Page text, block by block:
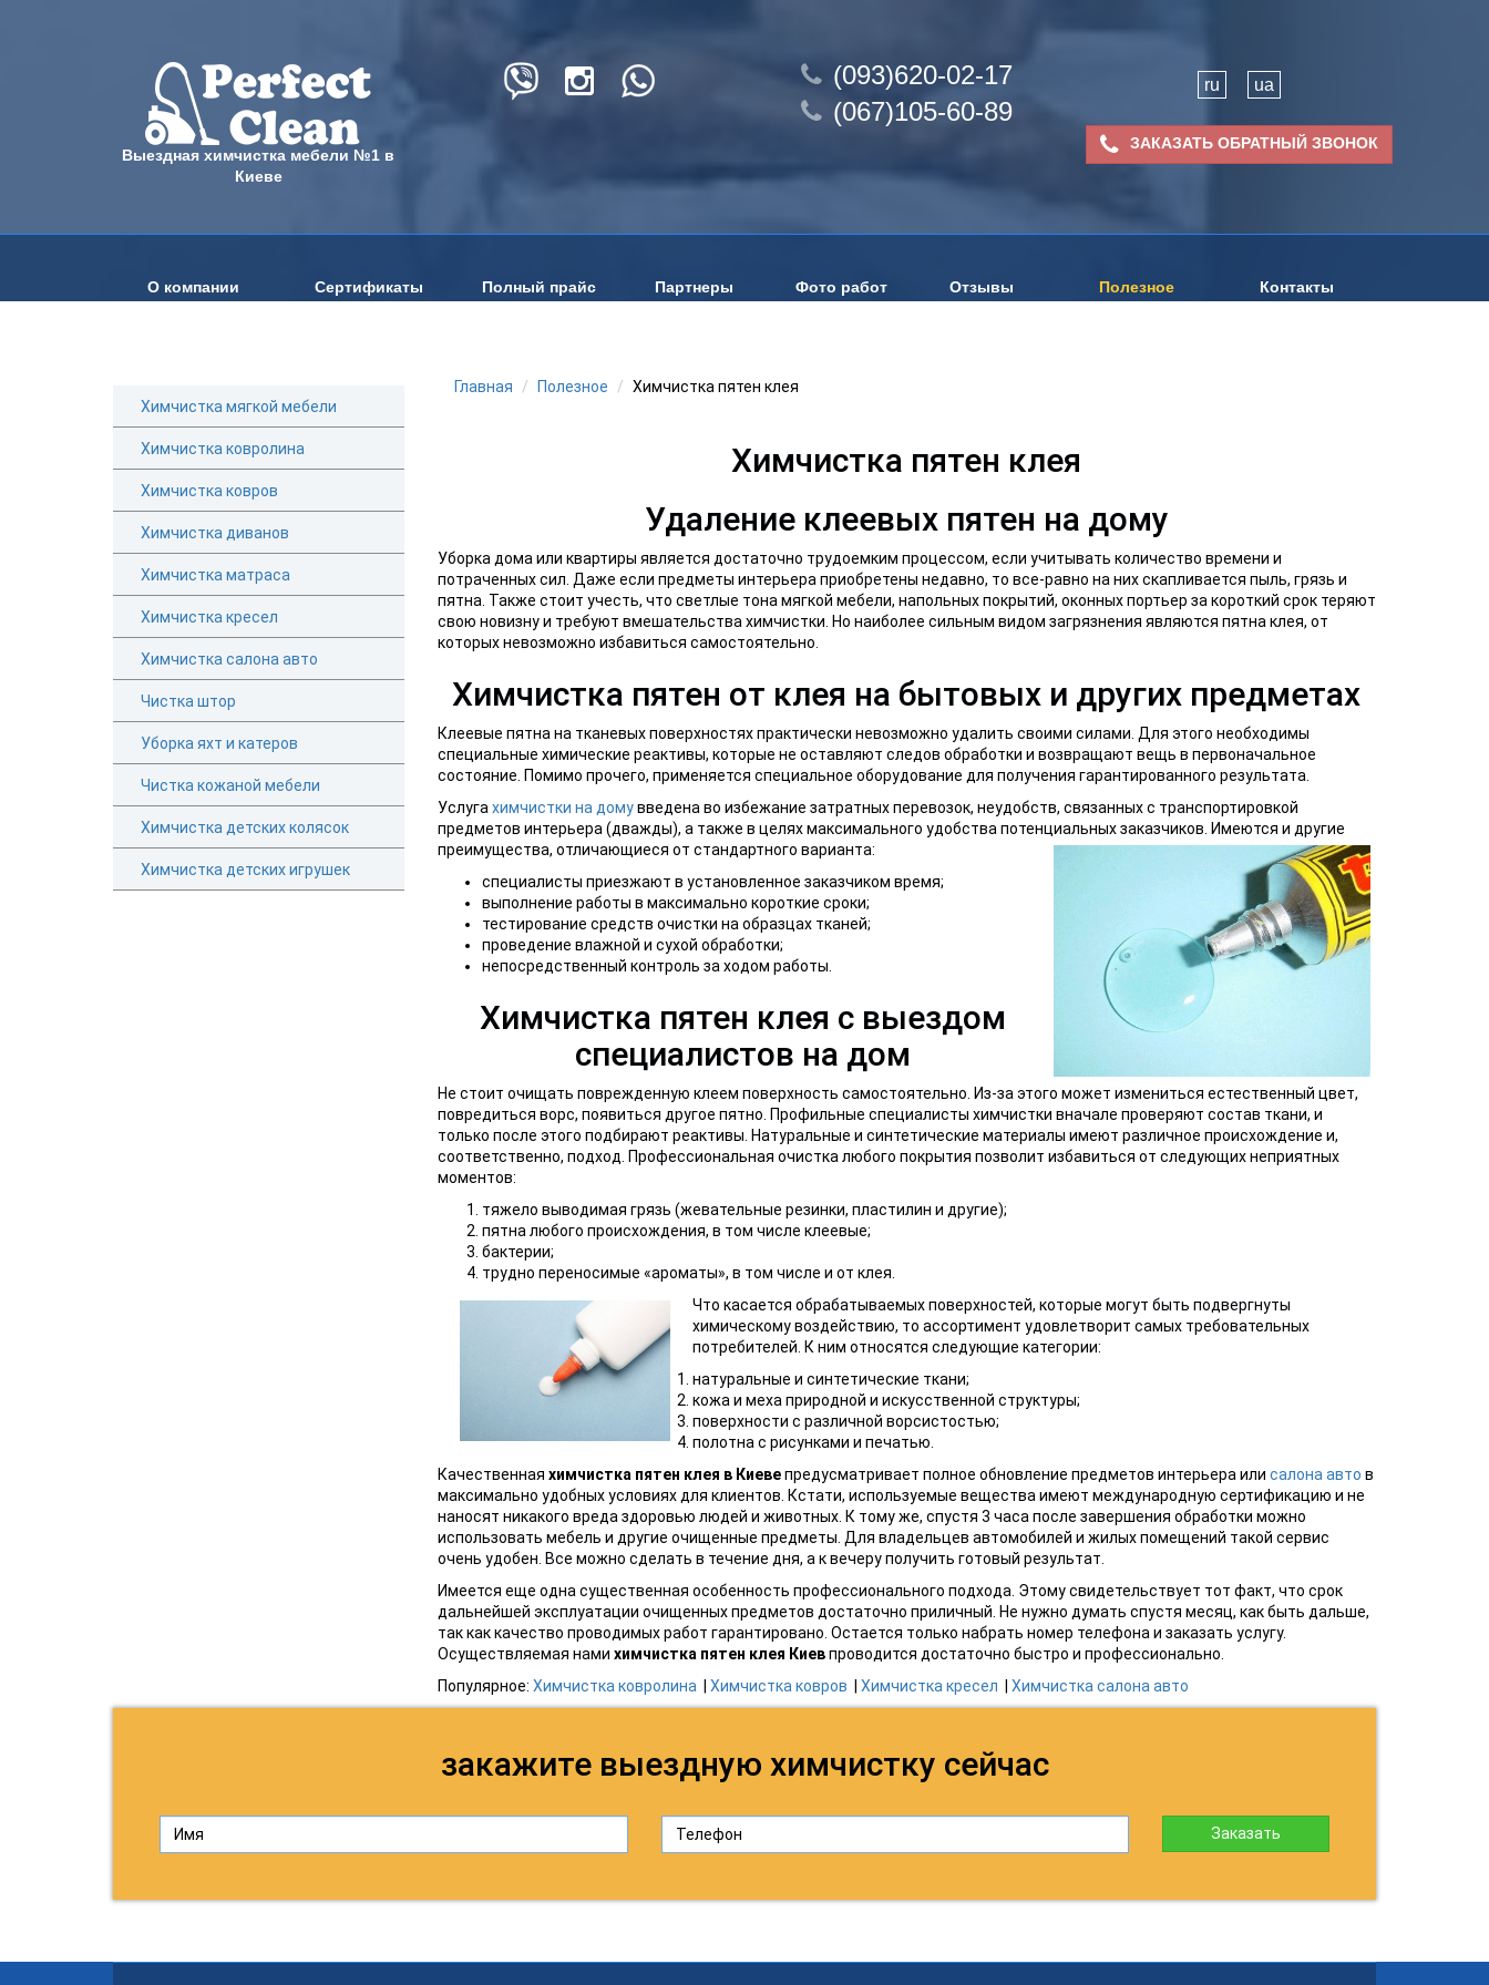
Выездная химчистка мебели №1 в
Киеве
(093)620-02-17
(067)105-60-89
ru ua
ЗАКАЗАТЬ ОБРАТНЫЙ ЗВОНОК
О компании Сертификаты Полный прайс Партнеры Фото работ Отзывы Полезное Контакты
Химчистка мягкой мебели
Химчистка ковролина
Химчистка ковров
Химчистка диванов
Химчистка матраса
Химчистка кресел
Химчистка салона авто
Чистка штор
Уборка яхт и катеров
Чистка кожаной мебели
Химчистка детских колясок
Химчистка детских игрушек
Главная Полезное Химчистка пятен клея
Химчистка пятен клея
Удаление клеевых пятен на дому
Уборка дома или квартиры является достаточно трудоемким процессом, если учитывать количество времени и
потраченных сил. Даже если предметы интерьера приобретены недавно, то все-равно на них скапливается пыль, грязь и
пятна. Также стоит учесть, что светлые тона мягкой мебели, напольных покрытий, оконных портьер за короткий срок теряют
свою новизну и требуют вмешательства химчистки. Но наиболее сильным видом загрязнения являются пятна клея, от
которых невозможно избавиться самостоятельно.
Химчистка пятен от клея на бытовых и других предметах
Клеевые пятна на тканевых поверхностях практически невозможно удалить своими силами. Для этого необходимы
специальные химические реактивы, которые не оставляют следов обработки и возвращают вещь в первоначальное
состояние. Помимо прочего, применяется специальное оборудование для получения гарантированного результата.
Услуга химчистки на домувведена во избежание затратных перевозок, неудобств, связанных с транспортировкой
предметов интерьера (дважды), а также в целях максимального удобства потенциальных заказчиков. Имеются и другие
преимущества, отличающиеся от стандартного варианта:
специалисты приезжают в установленное заказчиком время;
выполнение работы в максимально короткие сроки;
тестирование средств очистки на образцах тканей;
проведение влажной и сухой обработки;
непосредственный контроль за ходом работы.
Химчистка пятен клея с выездом
специалистов на дом
Не стоит очищать поврежденную клеем поверхность самостоятельно. Из-за этого может измениться естественный цвет,
повредиться ворс, появиться другое пятно. Профильные специалисты химчистки вначале проверяют состав ткани, и
только после этого подбирают реактивы. Натуральные и синтетические материалы имеют различное происхождение и,
соответственно, подход. Профессиональная очистка любого покрытия позволит избавиться от следующих неприятных
моментов:
тяжело выводимая грязь (жевательные резинки, пластилин и другие);
пятна любого происхождения, в том числе клеевые;
бактерии;
трудно переносимые «ароматы», в том числе и от клея.
Что касается обрабатываемых поверхностей, которые могут быть подвергнуты
химическому воздействию, то ассортимент удовлетворит самых требовательных
потребителей. К ним относятся следующие категории:
натуральные и синтетические ткани;
кожа и меха природной и искусственной структуры;
поверхности с различной ворсистостью;
полотна с рисунками и печатью.
Качественная химчистка пятен клея в Киевепредусматривает полное обновление предметов интерьера или салона авто в
максимально удобных условиях для клиентов. Кстати, используемые вещества имеют международную сертификацию и не
наносят никакого вреда здоровью людей и животных. К тому же, спустя 3 часа после завершения обработки можно
использовать мебель и другие очищенные предметы. Для владельцев автомобилей и жилых помещений такой сервис
очень удобен. Все можно сделать в течение дня, а к вечеру получить готовый результат.
Имеется еще одна существенная особенность профессионального подхода. Этому свидетельствует тот факт, что срок
дальнейшей эксплуатации очищенных предметов достаточно приличный. Не нужно думать спустя месяц, как быть дальше,
так как качество проводимых работ гарантировано. Остается только набрать номер телефона и заказать услугу.
Осуществляемая нами химчистка пятен клея Киевпроводится достаточно быстро и профессионально.
Популярное: Химчистка ковролина Химчистка ковров Химчистка кресел Химчистка салона авто
закажите выездную химчистку сейчас
Заказать